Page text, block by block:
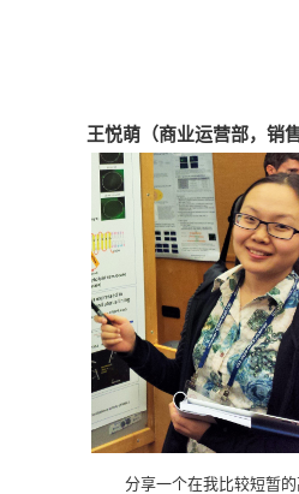
王悦萌（商业运营部，销
分享一个在我比较短暂